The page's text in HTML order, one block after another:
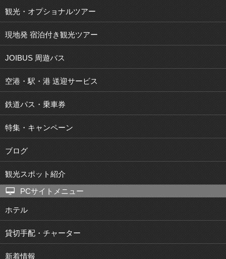
観光・オプショナルツアー
現地発 宿泊付き観光ツアー
JOIBUS 周遊バス
空港・駅・港 送迎サービス
鉄道パス・乗車券
特集・キャンペーン
ブログ
観光スポット紹介
PCサイトメニュー
ホテル
貸切手配・チャーター
新着情報